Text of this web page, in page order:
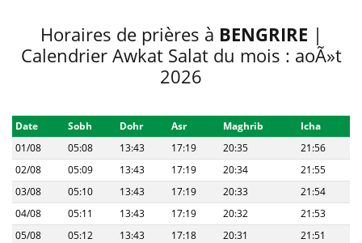
Horaires de prières à BENGRIRE |
Calendrier Awkat Salat du mois : aoÃ»t
2026
Date Sobh Dohr Asr Maghrib
Icha
01/08
05:08 13:43 17:19 20:35
21:56
02/08
05:09 13:43 17:19 20:34
21:55
03/08
05:10 13:43 17:19 20:33
21:54
04/08
05:11 13:43 17:19 20:32
21:53
05/08
05:12 13:43 17:18 20:31
21:51